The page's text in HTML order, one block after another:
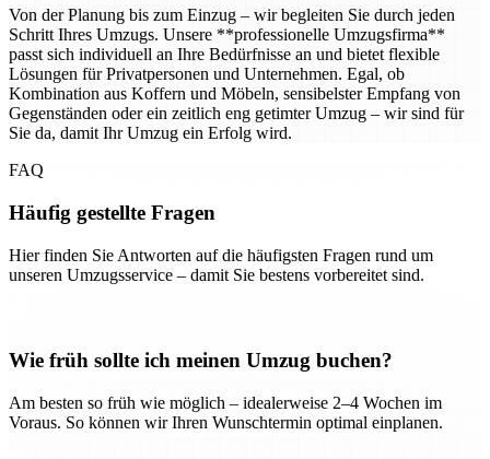
Von der Planung bis zum Einzug – wir begleiten Sie durch jeden
Schritt Ihres Umzugs. Unsere **professionelle Umzugsfirma**
passt sich individuell an Ihre Bedürfnisse an und bietet flexible
Lösungen für Privatpersonen und Unternehmen. Egal, ob
Kombination aus Koffern und Möbeln, sensibelster Empfang von
Gegenständen oder ein zeitlich eng getimter Umzug – wir sind für
Sie da, damit Ihr Umzug ein Erfolg wird.
FAQ
Häufig gestellte Fragen
Hier finden Sie Antworten auf die häufigsten Fragen rund um
unseren Umzugsservice – damit Sie bestens vorbereitet sind.
Wie früh sollte ich meinen Umzug buchen?
Am besten so früh wie möglich – idealerweise 2–4 Wochen im
Voraus. So können wir Ihren Wunschtermin optimal einplanen.